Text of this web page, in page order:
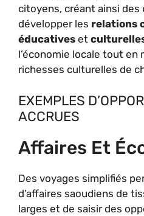
citoyens, créant ainsi
développer les relations
éducatives et
l’économie locale tout
richesses culturelles de
EXEMPLES
ACCRUES
Affaires Et
Des voyages simplifiés
d’affaires saoudiens de
larges et de saisir des